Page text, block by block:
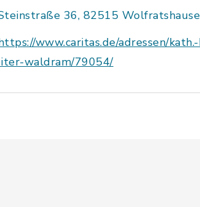
36, 82515
www.caritas.de/adressen/
waldram/79054/